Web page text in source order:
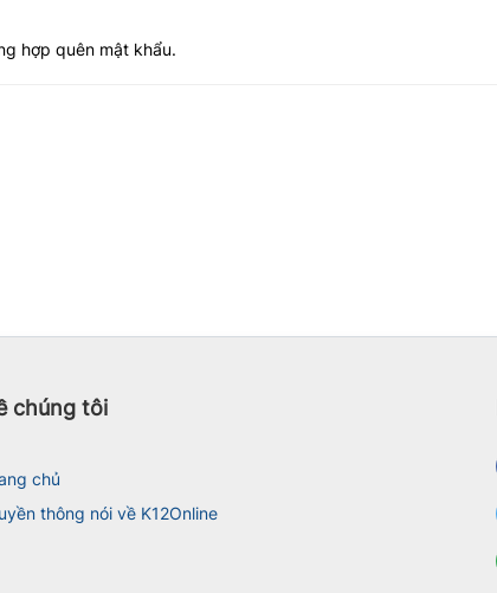
hợp quên mật khẩu.
chúng tôi
chủ
thông nói về K12Online